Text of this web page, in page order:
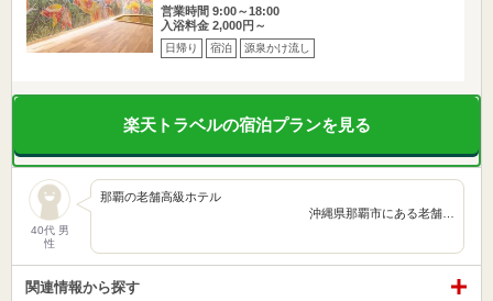
営業時間 9:00～18:00
入浴料金 2,000円～
日帰り 宿泊 源泉かけ流し
楽天トラベルの宿泊プランを見る
40代 男
性
那覇の老舗高級ホテル
沖縄県那覇市にある老舗…
関連情報から探す